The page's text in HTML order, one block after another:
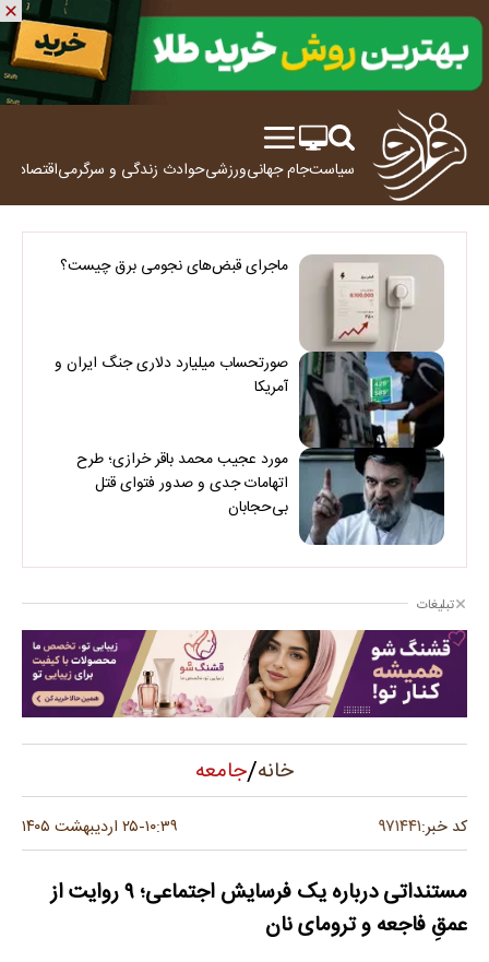
سیاستجام جهانیورزشیحوادث زندگی و سرگرمیاقتصاد
ماجرای قبض‌های نجومی برق چیست؟
صورتحساب میلیارد دلاری جنگ ایران و
آمریکا
مورد عجیب محمد باقر خرازی؛ طرح
اتهامات جدی و صدور فتوای قتل
بی‌حجابان
تبلیغات
خانه/جامعه
کد خبر:۹۷۱۴۴۱ ۱۰:۳۹-۲۵ اردیبهشت ۱۴۰۵
مستنداتی درباره یک فرسایش اجتماعی؛ ۹ روایت از
عمقِ فاجعه و ترومای نان